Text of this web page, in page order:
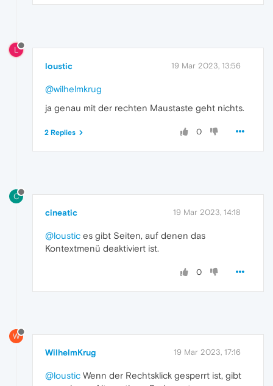
L
loustic 19 Mar 2023, 13:56
@wilhelmkrug
ja genau mit der rechten Maustaste geht nichts.
0
2 Replies
C
cineatic 19 Mar 2023, 14:18
@loustic es gibt Seiten, auf denen das
Kontextmenü deaktiviert ist.
0
W
WilhelmKrug 19 Mar 2023, 17:16
@loustic Wenn der Rechtsklick gesperrt ist, gibt